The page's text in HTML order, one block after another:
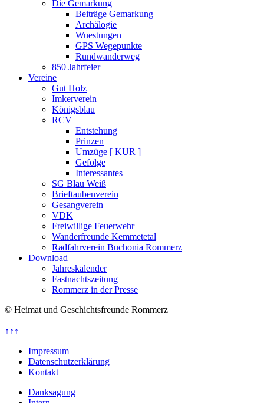
Die Gemarkung
Beiträge Gemarkung
Archälogie
Wuestungen
GPS Wegepunkte
Rundwanderweg
850 Jahrfeier
Vereine
Gut Holz
Imkerverein
Königsblau
RCV
Entstehung
Prinzen
Umzüge [ KUR ]
Gefolge
Interessantes
SG Blau Weiß
Brieftaubenverein
Gesangverein
VDK
Freiwillige Feuerwehr
Wanderfreunde Kemmetetal
Radfahrverein Buchonia Rommerz
Download
Jahreskalender
Fastnachtszeitung
Rommerz in der Presse
© Heimat und Geschichtsfreunde Rommerz
↑↑↑
Impressum
Datenschutzerklärung
Kontakt
Danksagung